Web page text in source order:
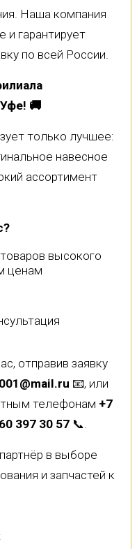
Наша компания
и гарантирует
по всей России.
🚚
только лучшее:
навесное
ассортимент
высокого
ценам
отправив заявку
📧, или
телефонам +7
397 30 57 📞.
в выборе
и запчастей к